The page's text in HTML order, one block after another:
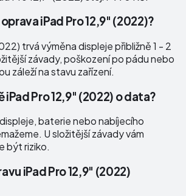
iPad Pro 12,9" (2022)?
trvá výměna displeje přibližně 1 - 2
závady, poškození po pádu nebo
záleží na stavu zařízení.
iPad Pro 12,9" (2022) o data?
baterie nebo nabíjecího
U složitější závady vám
být riziko.
iPad Pro 12,9" (2022)